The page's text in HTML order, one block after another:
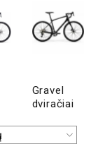
Gravel
dviračiai